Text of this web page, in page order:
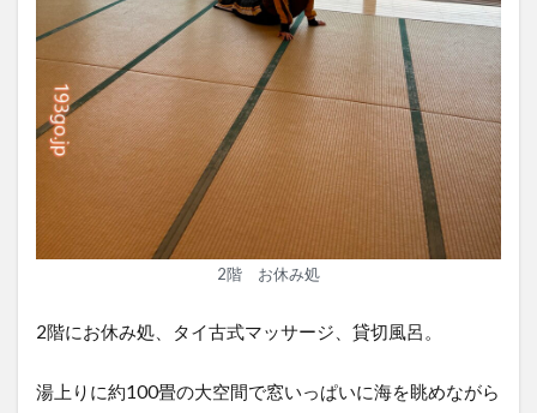
2階 お休み処
2階にお休み処、タイ古式マッサージ、貸切風呂。
湯上りに約100畳の大空間で窓いっぱいに海を眺めながら